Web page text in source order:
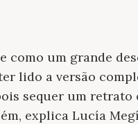
como um grande
lido a versão
sequer um
explica Lucía